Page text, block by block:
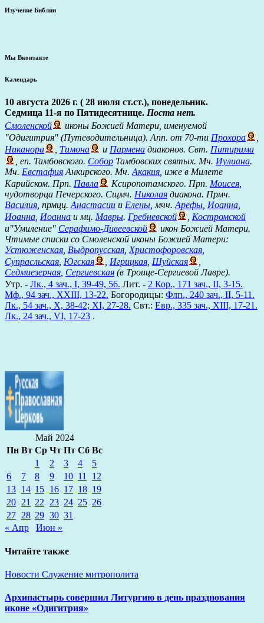
Изучение Библии
Мы Вконтакте
Календарь
10 августа 2026 г. ( 28 июля ст.ст.), понедельник.
Седмица 11-я по Пятидесятнице. Поста нет.
Смоленской
иконы Божией Матери, именуемой
"Одигитрия" (Путеводительница). Апп. от 70-ти Прохора
,
Никанора
, Тимона и Пармена диаконов. Свт. Питирима
, еп. Тамбовского. Собор Тамбовских святых. Мч. Иулиана.
Мч. ЕвстафияАнкирского. Мч.Акакия, иже в Милете
Карийском. Прп. Павла Ксиропотамского. Прп. Моисея,
чудотворца Печерского. Сщмч. Николая диакона. Прмч.
Василия, прмцц.Анастасии и Елены, мчч.Арефы, Иоанна,
Иоанна, Иоанна и мц. Мавры. Гребневской , Костромской
и"Умиление" Серафимо-Дивеевской
икон Божией Матери.
Чтимые списки со Смоленской иконы Божией Матери:
Устюженская, Выдропусская,Христофоровская,
Супрасльская, Югская , Игрицкая, Шуйская
,
Седмиезерная, Сергиевская (в Троице-Сергиевой Лавре).
Утр. - Лк., 4 зач., I, 39-49, 56. Лит. - 2 Кор., 171 зач., II, 3-15.
Мф., 94 зач., XXIII, 13-22. Богородицы: Флп., 240 зач., II, 5-11.
Лк., 54 зач., X, 38-42; XI, 27-28. Свт.: Евр., 335 зач., XIII, 17-21.
Лк., 24 зач., VI, 17-23 .
Май 2024
Пн Вт Ср Чт Пт Сб Вс
1
2 3 4
5
6
7 8 9 10 11
12
13 14 15 16 17 18 19
20 21 22 23 24 25 26
27 28 29 30 31
« Апр
Июн »
Читайте также
Новости Служение митрополита
Архипастырь совершил Литургию в день празднования
иконе «Одигитрия»